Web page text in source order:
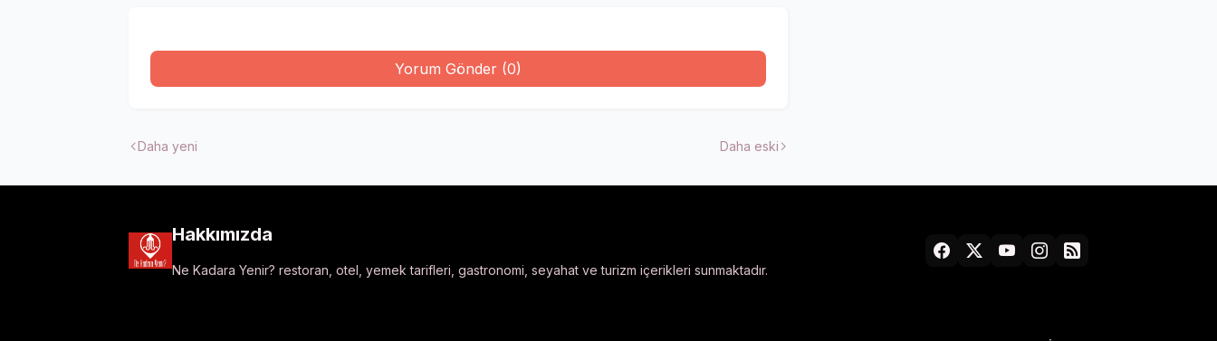
Yorum Gönder (0)
Daha yeni Daha eski
Hakkımızda
Ne Kadara Yenir? restoran, otel, yemek tarifleri, gastronomi, seyahat ve turizm içerikleri sunmaktadır.